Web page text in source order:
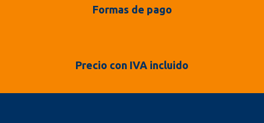
Formas de pago
Precio con IVA incluido